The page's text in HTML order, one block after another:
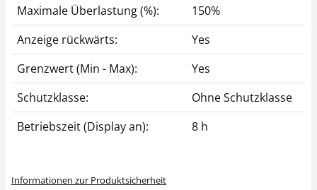
Maximale Überlastung (%):
150%
Anzeige rückwärts:
Yes
Grenzwert (Min - Max):
Yes
Schutzklasse:
Ohne Schutzklasse
Betriebszeit (Display an):
8 h
Informationen zur Produktsicherheit